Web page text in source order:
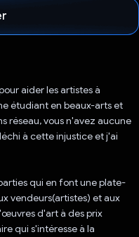
aider les artistes à
étudiant en beaux-arts et
réseau, vous n'avez aucune
à cette injustice et j'ai
qui en font une plate-
vendeurs(artistes) et aux
d'art à des prix
qui s'intéresse à la